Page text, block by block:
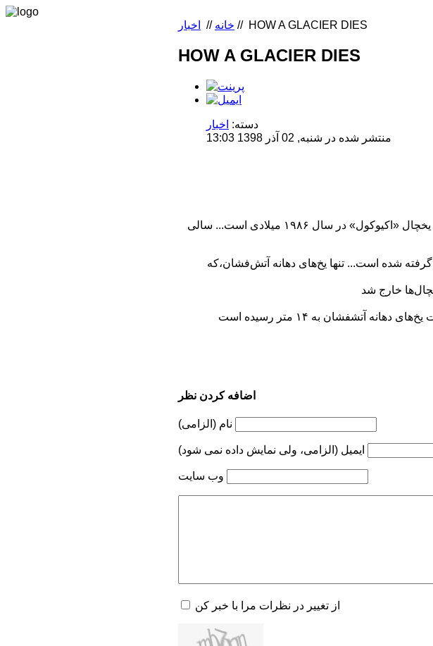
خانه // اخبار // HOW A GLACIER DIES
HOW A GLACIER DIES
دسته: اخبار
منتشر شده در شنبه, 02 آذر 1398 13:03
تصویر سمت چپ که توسط ماهواره‌ ناسا گرفته شده است، متعلق به یخچال «اکیوکول» در سال ۱۹۸۶ میلادی است... سالی
تصویر سمت راست همان موقعیت مکانی و در تاریخ ۱۰ مرداد ۱۳۹۸ گرفته شده است... تنها یخ‌های دهانه آتش‌فشان،که
اضافه کردن نظر
نام (الزامی)
ایمیل (الزامی، ولی نمایش داده نمی شود)
وب سایت
از تغییر در نظرات مرا با خبر کن